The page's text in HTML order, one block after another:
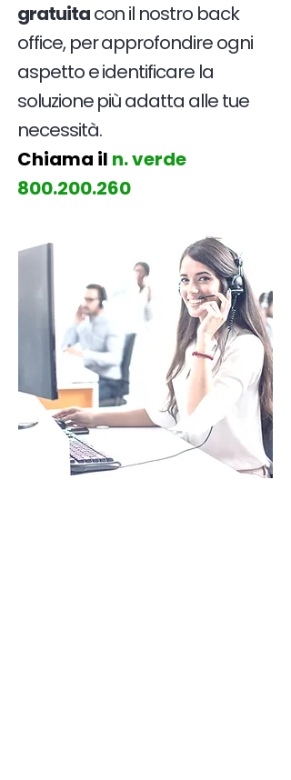
gratuitacon il nostro back
office, per approfondire ogni
aspetto e identificare la
soluzione più adatta alle tue
necessità.
Chiama il n. verde
800.200.260